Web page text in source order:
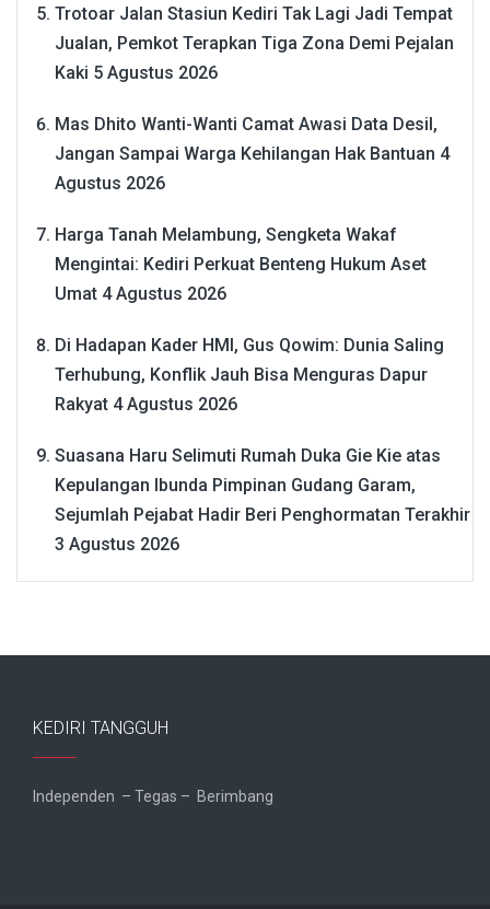
Trotoar Jalan Stasiun Kediri Tak Lagi Jadi Tempat
Jualan, Pemkot Terapkan Tiga Zona Demi Pejalan
Kaki 5 Agustus 2026
Mas Dhito Wanti-Wanti Camat Awasi Data Desil,
Jangan Sampai Warga Kehilangan Hak Bantuan 4
Agustus 2026
Harga Tanah Melambung, Sengketa Wakaf
Mengintai: Kediri Perkuat Benteng Hukum Aset
Umat 4 Agustus 2026
Di Hadapan Kader HMI, Gus Qowim: Dunia Saling
Terhubung, Konflik Jauh Bisa Menguras Dapur
Rakyat 4 Agustus 2026
Suasana Haru Selimuti Rumah Duka Gie Kie atas
Kepulangan Ibunda Pimpinan Gudang Garam,
Sejumlah Pejabat Hadir Beri Penghormatan Terakhir
3 Agustus 2026
KEDIRI TANGGUH
Independen – Tegas – Berimbang